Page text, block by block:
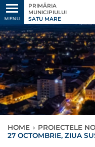
MENU
PRIMĂRIA
MUNICIPIULUI
SATU MARE
HOME › PROIECTELE
27 OCTOMBRIE, ZIUA